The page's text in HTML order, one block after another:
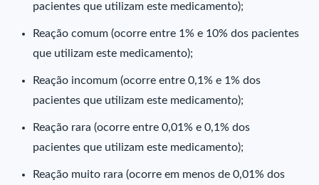
pacientes que utilizam este medicamento);
Reação comum (ocorre entre 1% e 10% dos pacientes
que utilizam este medicamento);
Reação incomum (ocorre entre 0,1% e 1% dos
pacientes que utilizam este medicamento);
Reação rara (ocorre entre 0,01% e 0,1% dos
pacientes que utilizam este medicamento);
Reação muito rara (ocorre em menos de 0,01% dos